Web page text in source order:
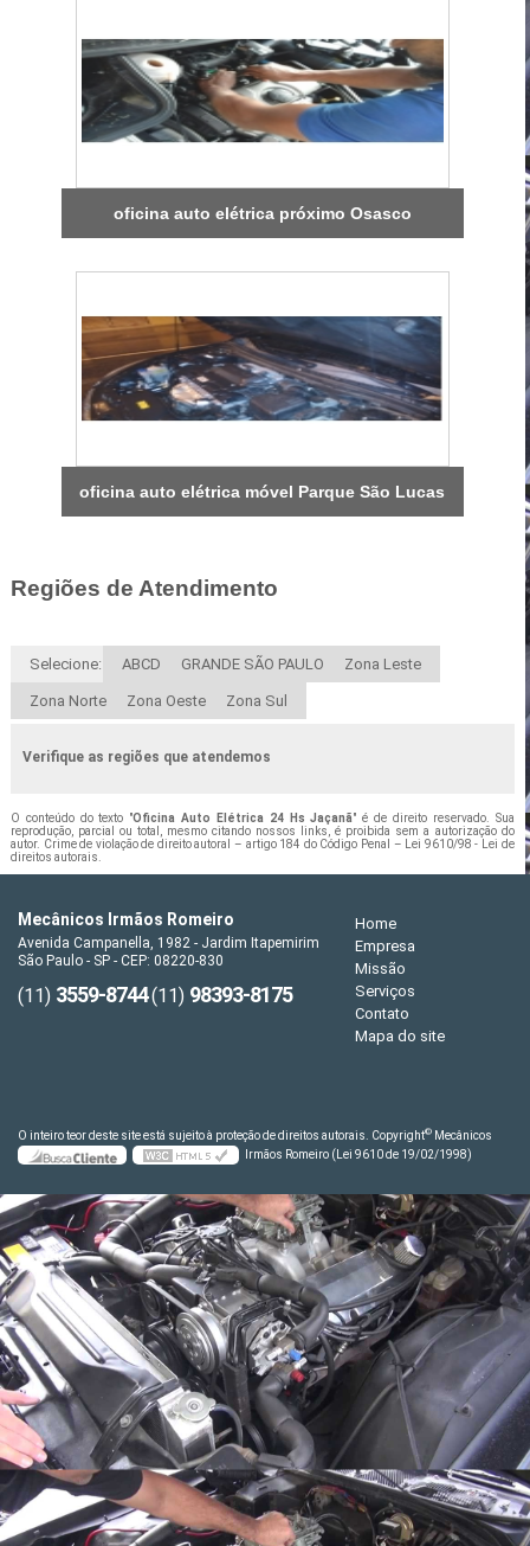
oficina auto elétrica próximo Osasco
oficina auto elétrica móvel Parque São Lucas
Regiões de Atendimento
Selecione: ABCD GRANDE SÃO PAULO Zona Leste
Zona Norte Zona Oeste Zona Sul
Verifique as regiões que atendemos
O conteúdo do texto "Oficina Auto Elétrica 24 Hs Jaçanã" é de direito reservado. Sua
reprodução, parcial ou total, mesmo citando nossos links, é proibida sem a autorização do
autor. Crime de violação de direito autoral – artigo 184 do Código Penal – Lei 9610/98 - Lei de
direitos autorais.
Mecânicos Irmãos Romeiro
Avenida Campanella, 1982 - Jardim Itapemirim
São Paulo - SP - CEP: 08220-830
(11) 3559-8744(11) 98393-8175
Home
Empresa
Missão
Serviços
Contato
Mapa do site
O inteiro teor deste site está sujeito à proteção de direitos autorais. Copyright© Mecânicos
Irmãos Romeiro (Lei 9610 de 19/02/1998)